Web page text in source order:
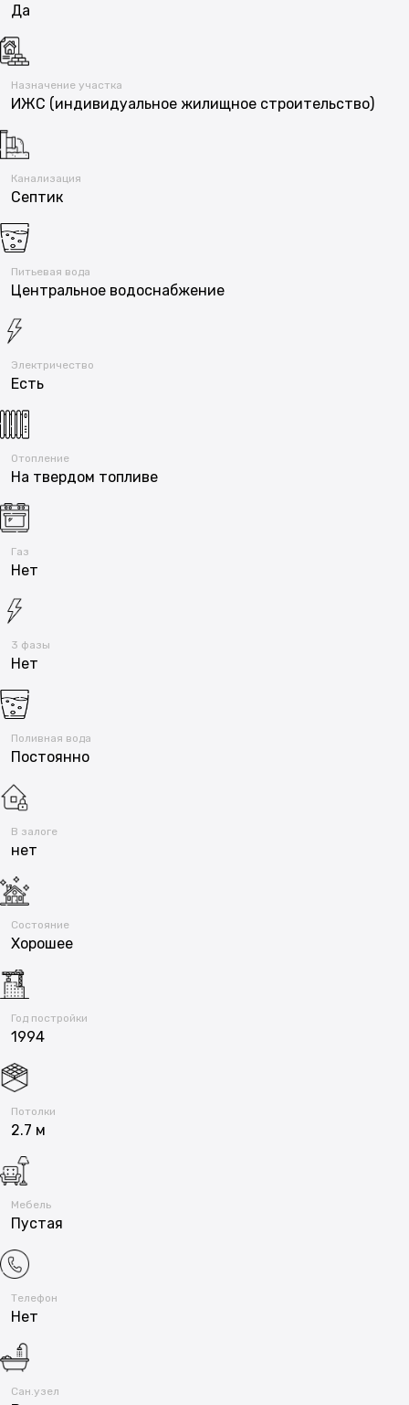
Да
Назначение участка
ИЖС (индивидуальное жилищное строительство)
Канализация
Септик
Питьевая вода
Центральное водоснабжение
Электричество
Есть
Отопление
На твердом топливе
Газ
Нет
3 фазы
Нет
Поливная вода
Постоянно
В залоге
нет
Состояние
Хорошее
Год постройки
1994
Потолки
2.7 м
Мебель
Пустая
Телефон
Нет
Сан.узел